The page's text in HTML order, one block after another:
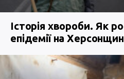
Історія хвороби. Як
епідемії на